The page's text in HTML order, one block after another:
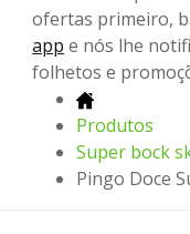
ofertas primeiro,
app e nós lhe
folhetos e
Produtos
Super bock
Pingo Doce